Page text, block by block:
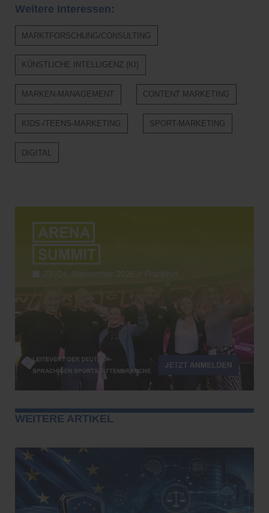
Weitere Interessen:
MARKTFORSCHUNG/CONSULTING
KÜNSTLICHE INTELLIGENZ (KI)
MARKEN-MANAGEMENT CONTENT MARKETING
KIDS-/TEENS-MARKETING SPORT-MARKETING
DIGITAL
WEITERE ARTIKEL